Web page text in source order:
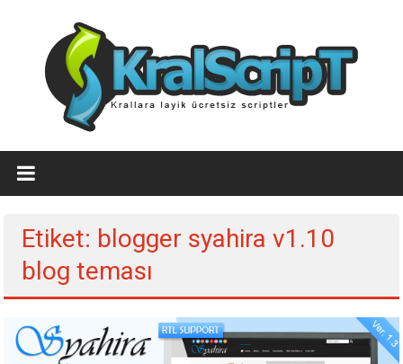
Ücretsiz
WordPress
Temaları,Ücretsiz
Script
Kralscript.com
profesyonel
scriptler,
Etiket: blogger syahira v1.10
blog teması